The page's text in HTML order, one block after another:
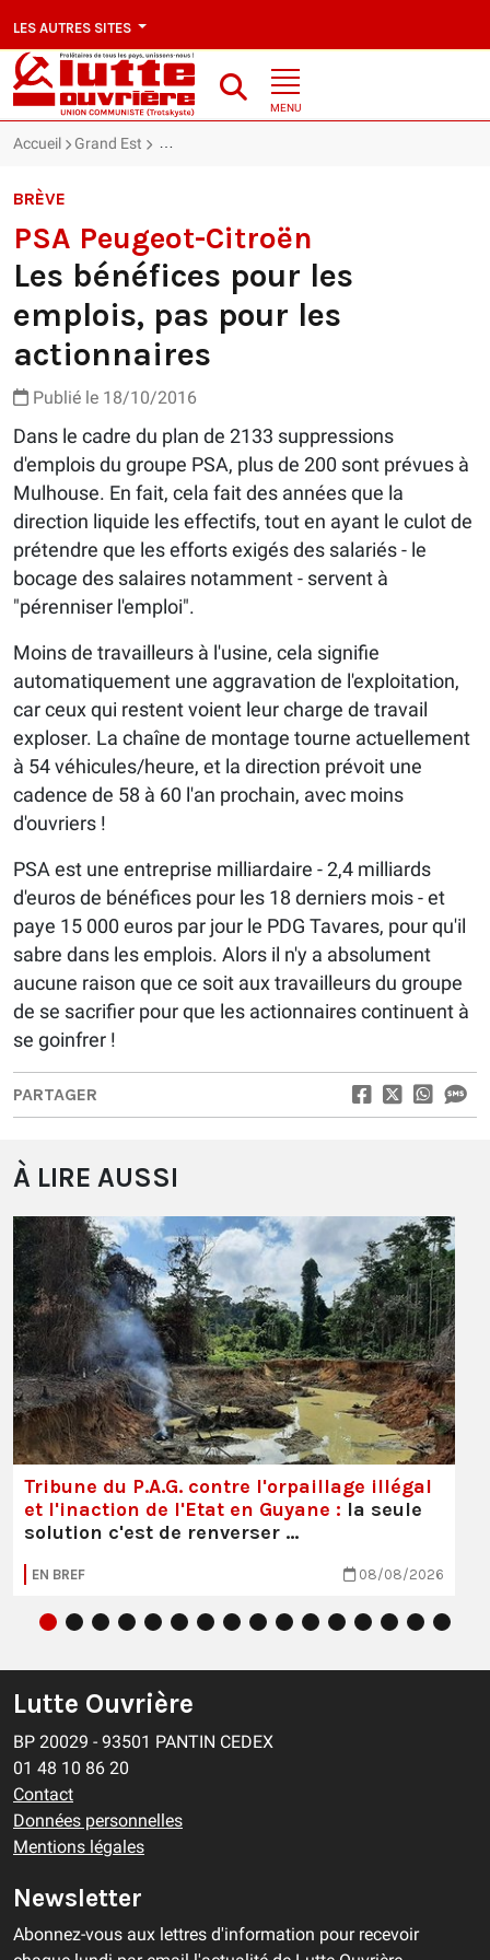
LES AUTRES SITES
MENU
Accueil Grand Est PSA Peugeot-Citroën : Les bénéfices pour les
BRÈVE
PSA Peugeot-Citroën
Les bénéfices pour les
emplois, pas pour les
actionnaires
Publié le 18/10/2016
Dans le cadre du plan de 2133 suppressions
d'emplois du groupe PSA, plus de 200 sont prévues à
Mulhouse. En fait, cela fait des années que la
direction liquide les effectifs, tout en ayant le culot de
prétendre que les efforts exigés des salariés - le
bocage des salaires notamment - servent à
"pérenniser l'emploi".
Moins de travailleurs à l'usine, cela signifie
automatiquement une aggravation de l'exploitation,
car ceux qui restent voient leur charge de travail
exploser. La chaîne de montage tourne actuellement
à 54 véhicules/heure, et la direction prévoit une
cadence de 58 à 60 l'an prochain, avec moins
d'ouvriers !
PSA est une entreprise milliardaire - 2,4 milliards
d'euros de bénéfices pour les 18 derniers mois - et
paye 15 000 euros par jour le PDG Tavares, pour qu'il
sabre dans les emplois. Alors il n'y a absolument
aucune raison que ce soit aux travailleurs du groupe
de se sacrifier pour que les actionnaires continuent à
se goinfrer !
PARTAGER
À LIRE AUSSI
Tribune du P.A.G. contre l'orpaillage illégal
et l'inaction de l'Etat en Guyane : la seule
solution c'est de renverser …
EN BREF 08/08/2026
Lutte Ouvrière
BP 20029 - 93501 PANTIN CEDEX
01 48 10 86 20
Contact
Données personnelles
Mentions légales
Newsletter
Abonnez-vous aux lettres d'information pour recevoir